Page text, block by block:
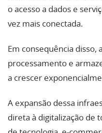
o acesso a dados e
vez mais conectada.
Em consequência disso,
processamento e
a crescer
A expansão dessa
direta à digitalização de